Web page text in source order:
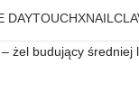
DAYTOUCHXNAIL
żel budujący średniej